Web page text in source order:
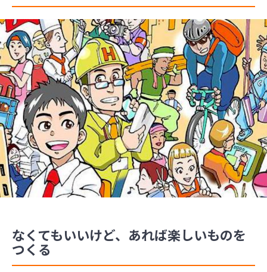
なくてもいいけど、あれば楽しいものを
つくる